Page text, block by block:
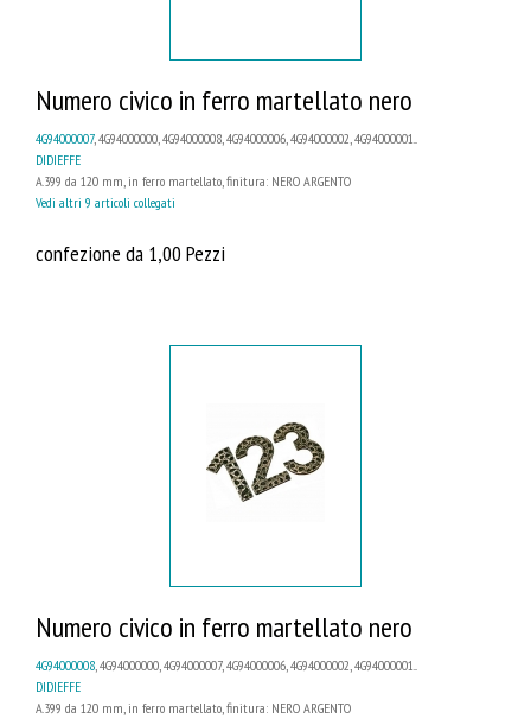
Numero civico in ferro martellato nero
4G94000007, 4G94000000, 4G94000008, 4G94000006, 4G94000002, 4G94000001...
DIDIEFFE
A.399 da 120 mm, in ferro martellato, finitura: NERO ARGENTO
Vedi altri 9 articoli collegati
confezione da 1,00 Pezzi
Numero civico in ferro martellato nero
4G94000008, 4G94000000, 4G94000007, 4G94000006, 4G94000002, 4G94000001...
DIDIEFFE
A.399 da 120 mm, in ferro martellato, finitura: NERO ARGENTO